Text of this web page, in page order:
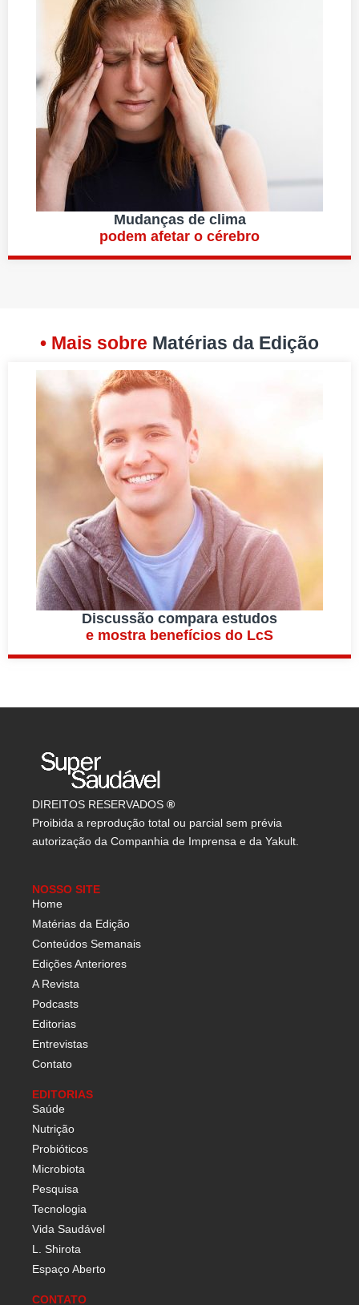
Mudanças de clima
podem afetar o cérebro
• Mais sobre Matérias da Edição
Discussão compara estudos
e mostra benefícios do LcS
DIREITOS RESERVADOS ®
Proibida a reprodução total ou parcial sem prévia
autorização da Companhia de Imprensa e da Yakult.
NOSSO SITE
Home
Matérias da Edição
Conteúdos Semanais
Edições Anteriores
A Revista
Podcasts
Editorias
Entrevistas
Contato
EDITORIAS
Saúde
Nutrição
Probióticos
Microbiota
Pesquisa
Tecnologia
Vida Saudável
L. Shirota
Espaço Aberto
CONTATO